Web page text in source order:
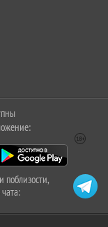
поблизости,